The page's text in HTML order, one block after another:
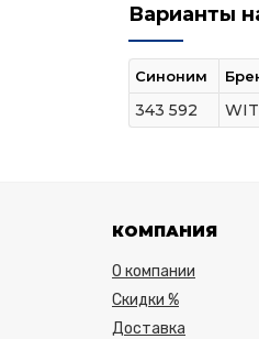
Варианты
Синоним
343 592 WIT
КОМПАНИЯ
О компании
Скидки %
Доставка